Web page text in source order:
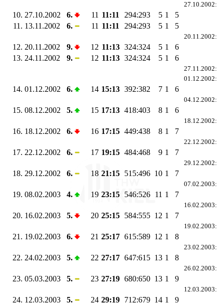
27.10.2002:
10. 27.10.2002 6. 11 11:11 294:293 5 1
5
11. 13.11.2002 6. 11 11:11 294:293 5 1 5
20.11.2002:
12. 20.11.2002 9. 12 11:13 324:324 5 1
6
13. 24.11.2002 9. 12 11:13 324:324 5 1 6
27.11.2002:
01.12.2002:
14. 01.12.2002 6. 14 15:13 392:382 7 1 6
04.12.2002:
15. 08.12.2002 5. 15 17:13 418:403 8 1 6
18.12.2002:
16. 18.12.2002 6. 16 17:15 449:438 8 1 7
22.12.2002:
17. 22.12.2002 6. 17 19:15 484:468 9 1 7
29.12.2002:
18. 29.12.2002 6. 18 21:15 515:496 10 1 7
07.02.2003:
19. 08.02.2003 4. 19 23:15 546:526 11 1 7
16.02.2003:
20. 16.02.2003 5. 20 25:15 584:555 12 1 7
19.02.2003:
21. 19.02.2003 6. 21 25:17 615:589 12 1 8
23.02.2003:
22. 24.02.2003 5. 22 27:17 647:615 13 1 8
26.02.2003:
23. 05.03.2003 5. 23 27:19 680:650 13 1 9
12.03.2003:
24. 12.03.2003 5. 24 29:19 712:679 14 1 9